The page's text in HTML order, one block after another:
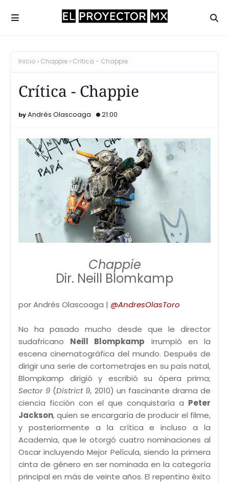
Inicio Chappie Crítica - Chappie
Crítica - Chappie
Andrés Olascoaga 21:00
Chappie
Dir. Neill Blomkamp
por Andrés Olascoaga | @AndresOlasToro
No ha pasado mucho desde que le director
sudafricano Neill Blompkamp irrumpió en la
escena cinematográfica del mundo. Después de
dirigir una serie de cortometrajes en su país natal,
Blompkamp dirigió y escribió su ópera prima;
Sector 9 (District 9, 2010) un fascinante drama de
ciencia ficción con el que conquistaría a Peter
Jackson, quien se encargaría de producir el filme,
y posteriormente a la crítica e incluso a la
Academia, que le otorgó cuatro nominaciones al
Oscar incluyendo Mejor Película, siendo la primera
cinta de género en ser nominada en la categoría
principal en más de veinte años. El repentino éxito